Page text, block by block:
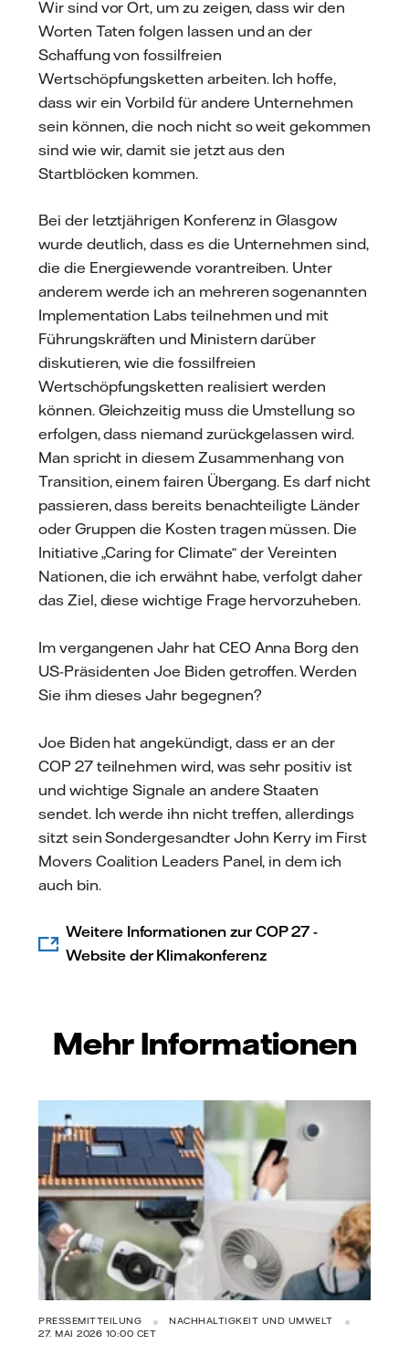
Wir sind vor Ort, um zu zeigen, dass wir den
Worten Taten folgen lassen und an der
Schaffung von fossilfreien
Wertschöpfungsketten arbeiten. Ich hoffe,
dass wir ein Vorbild für andere Unternehmen
sein können, die noch nicht so weit gekommen
sind wie wir, damit sie jetzt aus den
Startblöcken kommen.
Bei der letztjährigen Konferenz in Glasgow
wurde deutlich, dass es die Unternehmen sind,
die die Energiewende vorantreiben. Unter
anderem werde ich an mehreren sogenannten
Implementation Labs teilnehmen und mit
Führungskräften und Ministern darüber
diskutieren, wie die fossilfreien
Wertschöpfungsketten realisiert werden
können. Gleichzeitig muss die Umstellung so
erfolgen, dass niemand zurückgelassen wird.
Man spricht in diesem Zusammenhang von
Transition, einem fairen Übergang. Es darf nicht
passieren, dass bereits benachteiligte Länder
oder Gruppen die Kosten tragen müssen. Die
Initiative „Caring for Climate“ der Vereinten
Nationen, die ich erwähnt habe, verfolgt daher
das Ziel, diese wichtige Frage hervorzuheben.
Im vergangenen Jahr hat CEO Anna Borg den
US-Präsidenten Joe Biden getroffen. Werden
Sie ihm dieses Jahr begegnen?
Joe Biden hat angekündigt, dass er an der
COP 27 teilnehmen wird, was sehr positiv ist
und wichtige Signale an andere Staaten
sendet. Ich werde ihn nicht treffen, allerdings
sitzt sein Sondergesandter John Kerry im First
Movers Coalition Leaders Panel, in dem ich
auch bin.
Weitere Informationen zur COP 27 -
Website der Klimakonferenz
Mehr Informationen
PRESSEMITTEILUNG
NACHHALTIGKEIT UND UMWELT
27. MAI 2026 10:00 CET